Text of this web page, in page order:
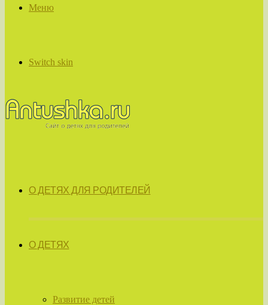
Меню
Switch skin
О ДЕТЯХ ДЛЯ РОДИТЕЛЕЙ
О ДЕТЯХ
Развитие детей